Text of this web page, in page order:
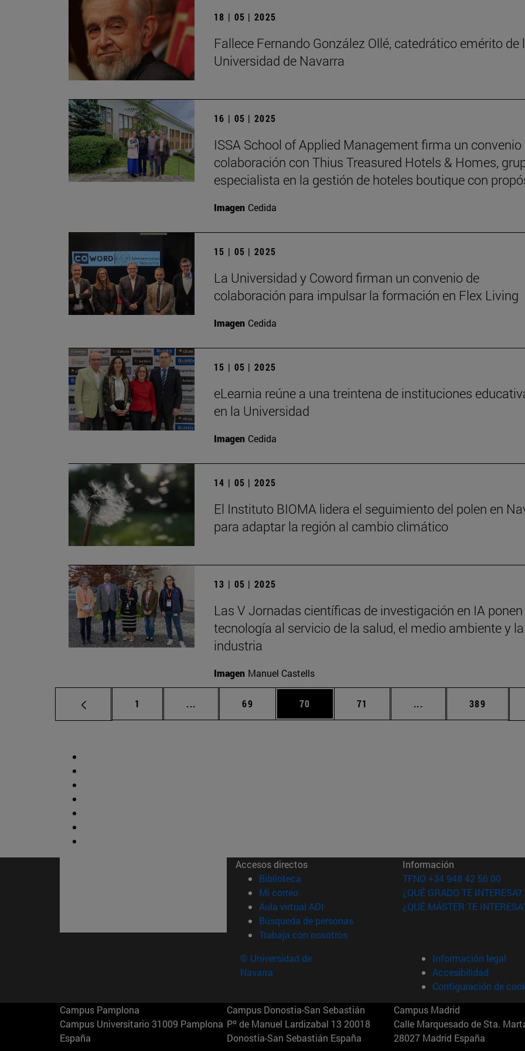
18 | 05 | 2025
Fallece Fernando González Ollé, catedrático emérito de
Universidad de Navarra
16 | 05 | 2025
ISSA School of Applied Management firma un convenio
colaboración con Thius Treasured Hotels & Homes,
especialista en la gestión de hoteles boutique con
Imagen Cedida
15 | 05 | 2025
La Universidad y Coword firman un convenio de
colaboración para impulsar la formación en Flex Living
Imagen Cedida
15 | 05 | 2025
eLearnia reúne a una treintena de instituciones
en la Universidad
Imagen Cedida
14 | 05 | 2025
El Instituto BIOMA lidera el seguimiento del polen en
para adaptar la región al cambio climático
13 | 05 | 2025
Las V Jornadas científicas de investigación en IA
tecnología al servicio de la salud, el medio ambiente y la
industria
Imagen Manuel Castells
Página
1 ... Páginas intermedias Use TAB para desplazarse.
Página
69 Página
70 Página
71 ... Páginas intermedias
Página
389
Accesos directos
Biblioteca (abre en nueva ventana)
Mi correo(abre en nueva ventana)
Aula virtual ADI (abre en nueva ventana)
Búsqueda de personas(abre en nueva ventana)
Trabaja con nosotros(abre en nueva ventana)
Información
TFNO +34 948 42 56 00
¿QUÉ GRADO TE INTERESA?
¿QUÉ MÁSTER TE
© Universidad de
Navarra
Información legal
Accesibilidad
Configuración de
Campus Pamplona
Campus Universitario 31009 Pamplona
España
Campus Donostia-San Sebastián
Pº de Manuel Lardizabal 13 20018
Donostia-San Sebastián España
Campus Madrid
Calle Marquesado de Sta.
28027 Madrid España